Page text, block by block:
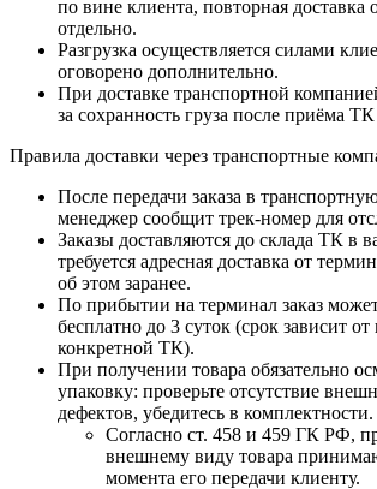
по вине клиента, повторная доставка
отдельно.
Разгрузка осуществляется силами
оговорено дополнительно.
При доставке транспортной
за сохранность груза после приёма
Правила доставки через транспортные
После передачи заказа в
менеджер сообщит трек-номер для
Заказы доставляются до склада ТК в
требуется адресная доставка от
об этом заранее.
По прибытии на терминал заказ
бесплатно до 3 суток (срок зависит от
конкретной ТК).
При получении товара обязательно
упаковку: проверьте отсутствие
дефектов, убедитесь в комплектности.
Согласно ст. 458 и 459 ГК РФ,
внешнему виду товара
момента его передачи клиенту.